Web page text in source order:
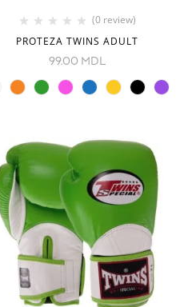
(0 review)
PROTEZA TWINS ADULT
99.00 MDL